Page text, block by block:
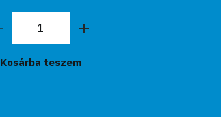
Kosárba teszem